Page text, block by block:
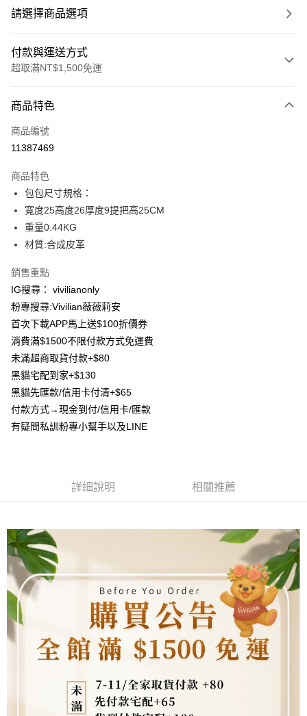
請選擇商品選項
付款與運送方式
超取滿NT$1,500免運
信用卡一次付款
信用卡分期付款
合作金庫商業銀行
華南商業銀行
上海商業儲蓄銀行
國泰世華商業銀行
臺灣中小企業銀行
聯邦商業銀行
元大商業銀行
台新國際商業銀行
台灣樂天信用卡公司
超商取貨付款
LINE Pay
Apple Pay
悠遊付
Google Pay
大哥付你分期
相關說明
【大哥付你分期使用說明】
2.付款方式選擇「大哥付你分期」，訂單成立後會自動跳轉到大哥付的交易
流程，驗證手機門號後，選擇欲分期的期數、繳款截止日，確認付款後即完
成交易。
3.實際核准額度、可分期數及費用金額請依後續交易確認頁面所載為準。
【繳款方式說明】
1.分期款項不併入電信帳單，「大哥付你分期」於每月結算日後寄送繳費提
帳／街口支付／iPASS MONEY」等通路繳費。
【注意事項】
1.本服務係由「台灣大哥大股份有限公司」（以下簡稱本公司）所提供，讓
用戶於交易時，得透過本服務購買商品或服務，並由商店將買賣／分期付款
買賣價金債權讓與本公司後，依約使用本公司帳單繳交帳款。
2.基於同意付款使用「大哥付你分期」之契約關係目的，商店將以您的個人
資料（包含姓名、電話或地址）提供予台灣大哥大進項蒐集、處理及利用，
由本公司與您本人進行分期帳單所需資料之確認、核對及更正。
3.完整用戶服務條款，請詳閱以下連結：
https://oppay.tw/userRule
AFTEE先享後付
相關說明
【關於「AFTEE先享後付」】
AFTEE先享後付是「在收到商品之後才付款」的支付方式。 讓您購物簡單
２．訂單成立數日內，您將收到繳費通知簡訊。
３．收到繳費通知簡訊後14天內，點擊此簡訊中的連結，可透過四大超商／
ATM／網路銀行／等多元方式進行付款，方視為交易完成。
※ 請注意：結帳手續完成當下不需立刻繳費，但若您需要取消訂單，請聯絡
購買商品的店家。未經商家同意取消之訂單仍視為有效，需透過AFTEE先享
後付繳納相關費用。
※ 交易是否成功請以「AFTEE先享後付 」之結帳頁面顯示為準，若有關於
是否繳費成功／繳費後需取消欲退款等相關疑問，請聯繫「AFTEE先享後付
客戶支援中心」https://netprotections.freshdesk.com/support/home
【注意事項】
易，需依本服務之必要範圍內提供個人資料，並將交易相關給付款項請求債
權轉讓予恩沛科技股份有限公司。
２．關於個人資料處理事宜，請瀏覽以下網址：
ATM付款
7-11取貨付款
每筆NT$80，滿NT$1,500(含以上)免運費
先付款宅配到府
每筆NT$65，滿NT$1,500(含以上)免運費
貨到付款
每筆NT$130，滿NT$1,500(含以上)免運費
商品特色
商品編號
11387469
商品特色
包包尺寸規格：
寬度25高度26厚度9提把高25CM
重量0.44KG
材質:合成皮革
銷售重點
IG搜尋： vivilianonly
粉專搜尋:Vivilian薇薇莉安
首次下載APP馬上送$100折價券
消費滿$1500不限付款方式免運費
未滿超商取貨付款+$80
黑貓宅配到家+$130
黑貓先匯款/信用卡付清+$65
付款方式→現金到付/信用卡/匯款
有疑問私訓粉專小幫手以及LINE
詳細說明 相關推薦